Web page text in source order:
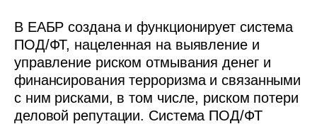
В ЕАБР создана и функционирует система
ПОД/ФТ, нацеленная на выявление и
управление риском отмывания денег и
финансирования терроризма и связанными
с ним рисками, в том числе, риском потери
деловой репутации. Система ПОД/ФТ